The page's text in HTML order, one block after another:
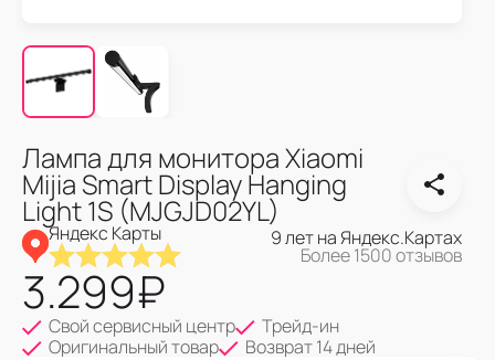
Лампа для монитора Xiaomi
Mijia Smart Display Hanging
Light 1S (MJGJD02YL)
Яндекс Карты 9 лет на Яндекс.Картах
Более 1500 отзывов
3.299₽
Свой сервисный центр
Трейд-ин
Оригинальный товар
Возврат 14 дней